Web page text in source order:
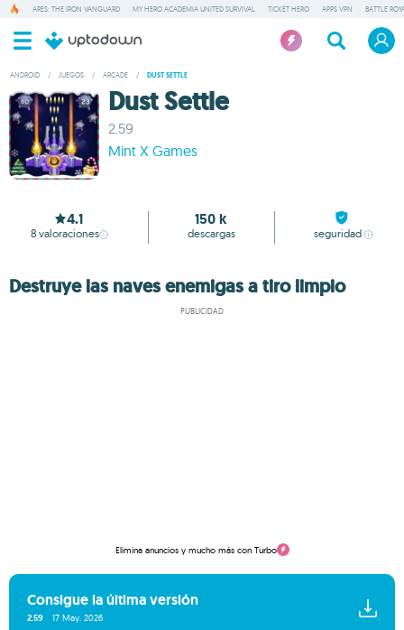
ARES: THE IRON VANGUARD MY HERO ACADEMIA UNITED SURVIVAL TICKET HERO APPS VPN BATTLE
ANDROID / JUEGOS / ARCADE / DUST SETTLE
Dust Settle
2.59
Mint X Games
4.1
8 valoraciones
150 k
descargas seguridad
Destruye las naves enemigas a tiro limpio
PUBLICIDAD
Elimina anuncios y mucho más con Turbo
Consigue la última versión
2.59 17 May. 2026